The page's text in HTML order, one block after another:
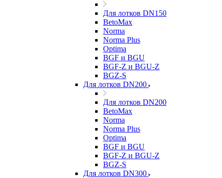
Для лотков DN150
BetoMax
Norma
Norma Plus
Optima
BGF и BGU
BGF-Z и BGU-Z
BGZ-S
Для лотков DN200
Для лотков DN200
BetoMax
Norma
Norma Plus
Optima
BGF и BGU
BGF-Z и BGU-Z
BGZ-S
Для лотков DN300